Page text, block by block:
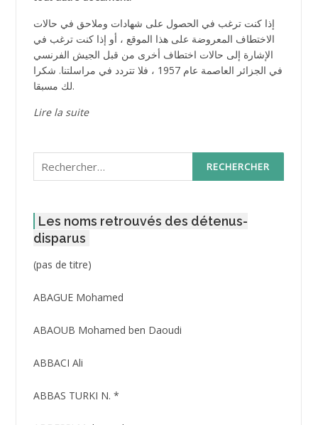
إذا كنت ترغب في الحصول على شهادات وملاحق في حالات
الاختطاف المعروضة على هذا الموقع ، أو إذا كنت ترغب في
الإشارة إلى حالات اختطاف أخرى من قبل الجيش الفرنسي
في الجزائر العاصمة عام 1957 ، فلا تتردد في مراسلتنا. شكرا
لك مسبقا.
Lire la suite
Rechercher :
Les noms retrouvés des détenus-
disparus
(pas de titre)Post
3416
ABAGUE Mohamed
ABAOUB Mohamed ben Daoudi
ABBACI Ali
ABBAS TURKI N. *